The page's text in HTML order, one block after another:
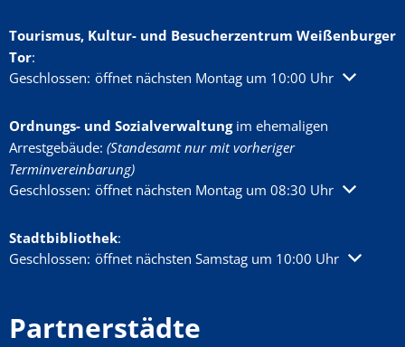
Tourismus, Kultur- und Besucherzentrum Weißenburger
Tor:
Klicken, um weitere Öffnungs- oder Schließzeiten auszublenden
Geschlossen: öffnet nächsten Montag um 10:00 Uhr
Ordnungs- und Sozialverwaltungim ehemaligen
Arrestgebäude: (Standesamt nur mit vorheriger
Terminvereinbarung)
Klicken, um weitere Öffnungs- oder Schließzeiten auszublenden
Geschlossen: öffnet nächsten Montag um 08:30 Uhr
Stadtbibliothek:
Klicken, um weitere Öffnungs- oder Schließzeiten auszublenden
Geschlossen: öffnet nächsten Samstag um 10:00 Uhr
Partnerstädte